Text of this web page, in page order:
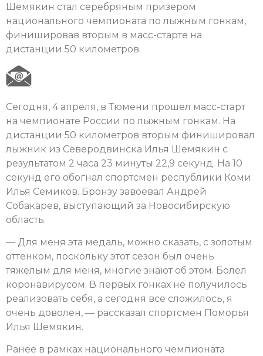
Шемякин стал серебряным призером
национального чемпионата по лыжным гонкам,
финишировав вторым в масс-старте на
дистанции 50 километров.
Сегодня, 4 апреля, в Тюмени прошел масс-старт
на чемпионате России по лыжным гонкам. На
дистанции 50 километров вторым финишировал
лыжник из Северодвинска Илья Шемякин с
результатом 2 часа 23 минуты 22,9 секунд. На 10
секунд его обогнал спортсмен республики Коми
Илья Семиков. Бронзу завоевал Андрей
Собакарев, выступающий за Новосибирскую
область.
— Для меня эта медаль, можно сказать, с золотым
оттенком, поскольку этот сезон был очень
тяжелым для меня, многие знают об этом. Болел
коронавирусом. В первых гонках не получилось
реализовать себя, а сегодня все сложилось, я
очень доволен, — рассказал спортсмен Поморья
Илья Шемякин.
Ранее в рамках национального чемпионата